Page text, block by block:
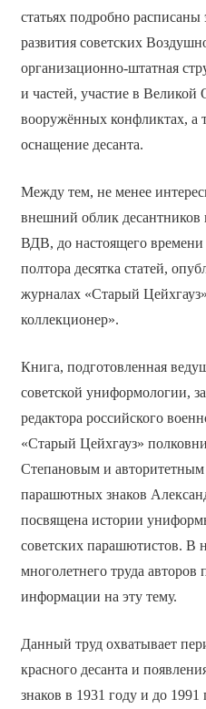
статьях подробно
развития советских
организационно-штатная
и частей, участие в Великой
вооружённых конфликтах, а
оснащение десанта.
Между тем, не менее
внешний облик десантников
ВДВ, до настоящего
полтора десятка статей,
журналах «Старый
коллекционер».
Книга, подготовленная
советской униформологии,
редактора российского
«Старый Цейхгауз»
Степановым и авторитетным
парашютных знаков
посвящена истории
советских парашютистов. В
многолетнего труда авторов
информации на эту тему.
Данный труд охватывает
красного десанта и
знаков в 1931 году и до